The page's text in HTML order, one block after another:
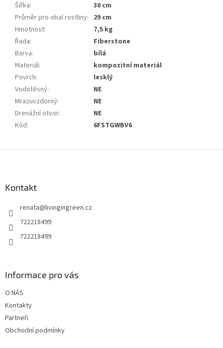
Šířka:
30 cm
Průměr pro obal rostliny: 29 cm
Hmotnost:
7,5 kg
Řada:
Fiberstone
Barva:
bílá
Materiál:
kompozitní materiál
Povrch:
lesklý
Vodotěsný:
NE
Mrazuvzdorný:
NE
Drenážní otvor:
NE
Kód: 6FSTGWBV6
Kontakt
renata@livingingreen.cz
722218499
722218499
Informace pro vás
O NÁS
Kontakty
Partneři
Obchodní podmínky